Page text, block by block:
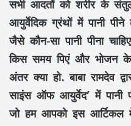
आयुर्वेदिक ग्रंथों में पानी
जैसे कौन-सा पानी पीना
किस समय पिएं और भोजन
अंतर क्या हो. बाबा रामदेव
साइंस ऑफ आयुर्वेद’ में पानी
जो हम आपको इस आर्टिकल